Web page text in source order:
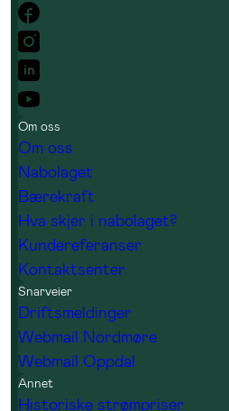
Om oss
Om oss
Nabolaget
Bærekraft
Hva skjer i nabolaget?
Kundereferanser
Kontaktsenter
Snarveier
Driftsmeldinger
Webmail Nordmøre
Webmail Oppdal
Annet
Historiske strømpriser